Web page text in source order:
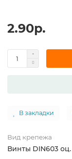
2.90р.
В закладки
Вид крепежа
Винты DIN603 оц.